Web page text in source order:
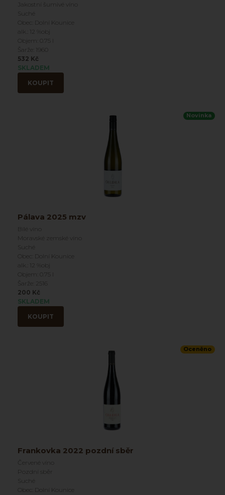
Jakostní šumivé víno
Suché
Obec: Dolní Kounice
alk.: 12 %obj
Objem: 0.75 l
Šarže: 1960
532 Kč
SKLADEM
KOUPIT
Novinka
Pálava 2025 mzv
Bílé víno
Moravské zemské víno
Suché
Obec: Dolní Kounice
alk.: 12 %obj
Objem: 0.75 l
Šarže: 2516
200 Kč
SKLADEM
KOUPIT
Oceněno
Frankovka 2022 pozdní sběr
Červené víno
Pozdní sběr
Suché
Obec: Dolní Kounice